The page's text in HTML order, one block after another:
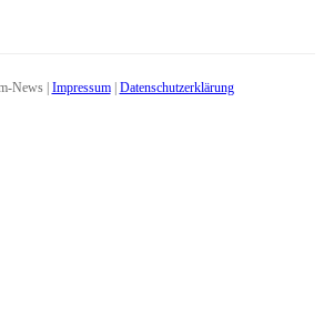
News | Impressum| Datenschutzerklärung